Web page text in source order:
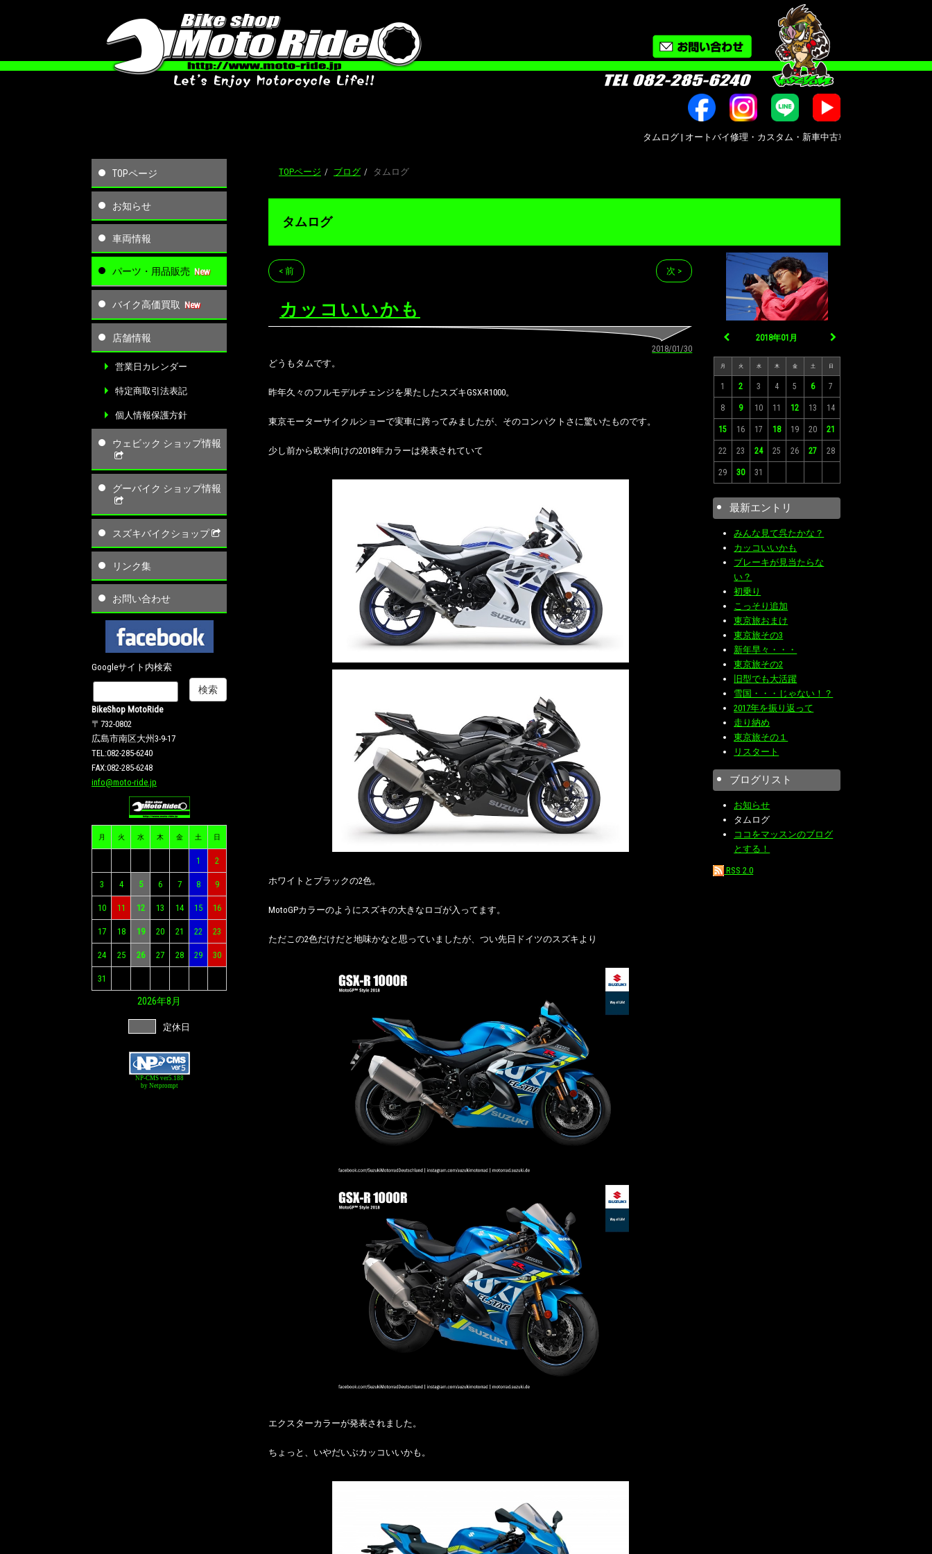
タムログ | オートバイ修理・カスタム・新車中古車販売｜広島市南区大州｜
TOPページ
お知らせ
車両情報
パーツ・用品販売
バイク高価買取
店舗情報
営業日カレンダー
特定商取引法表記
個人情報保護方針
ウェビック ショップ情報
グーバイク ショップ情報
スズキバイクショップ
リンク集
お問い合わせ
Googleサイト内検索
BikeShop MotoRide
〒732-0802
広島市南区大州3-9-17
TEL:082-285-6240
FAX:082-285-6248
info@moto-ride.jp
月 火 水 木 金 土 日
1 2
3 4 5 6 7 8 9
10 11 12 13 14 15 16
17 18 19 20 21 22 23
24 25 26 27 28 29 30
31
2026年8月
定休日
NP-CMS ver5.188
by Netprompt
TOPページ ブログ タムログ
タムログ
< 前 次 >
カッコいいかも
2018/01/30
どうもタムです。
昨年久々のフルモデルチェンジを果たしたスズキGSX-R1000。
東京モーターサイクルショーで実車に跨ってみましたが、そのコンパクトさに驚いたものです。
少し前から欧米向けの2018年カラーは発表されていて
ホワイトとブラックの2色。
MotoGPカラーのようにスズキの大きなロゴが入ってます。
ただこの2色だけだと地味かなと思っていましたが、つい先日ドイツのスズキより
エクスターカラーが発表されました。
ちょっと、いやだいぶカッコいいかも。
2018年01月
月 火 水 木 金 土 日
1 2 3 4 5 6 7
8 9 10 11 12 13 14
15 16 17 18 19 20 21
22 23 24 25 26 27 28
29 30 31
最新エントリ
みんな見て呉たかな？
カッコいいかも
ブレーキが見当たらな
い？
初乗り
こっそり追加
東京旅おまけ
東京旅その3
新年早々・・・
東京旅その2
旧型でも大活躍
雪国・・・じゃない！？
2017年を振り返って
走り納め
東京旅その１
リスタート
ブログリスト
お知らせ
タムログ
ココをマッスンのブログ
とする！
RSS 2.0